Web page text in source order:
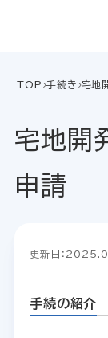
TOP 手続き 宅地
宅地開
申請
更新日：
手続の紹介